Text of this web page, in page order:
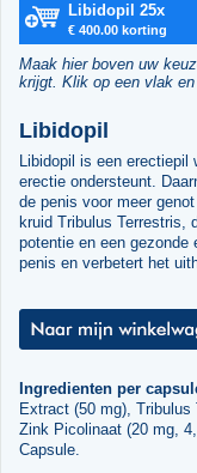
Libidopil 25x
€ 400.00 korting
Maak hier boven uw
krijgt. Klik op een vlak
Libidopil
Libidopil is een
erectie ondersteunt.
de penis voor meer
kruid Tribulus Terrestris,
potentie en een gezonde
penis en verbetert het
Ingredienten per
Extract (50 mg), Tribulus
Zink Picolinaat (20 mg,
Capsule.